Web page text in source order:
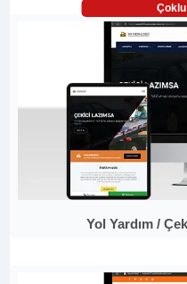
Yol Yardım /